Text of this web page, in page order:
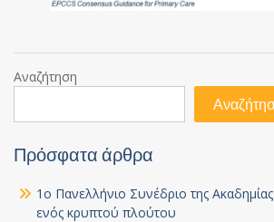
Αναζήτηση
Πρόσφατα άρθρα
1ο Πανελλήνιο Συνέδριο της
ενός κρυπτού πλούτου